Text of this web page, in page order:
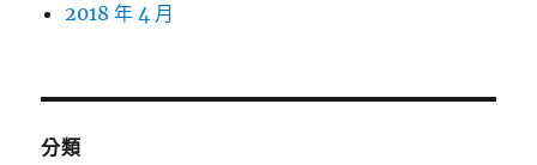
2018 年 4 月
分類